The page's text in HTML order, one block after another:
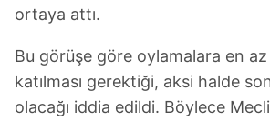
ortaya attı.
Bu görüşe göre oylamalara en
katılması gerektiği, aksi halde
olacağı iddia edildi. Böylece